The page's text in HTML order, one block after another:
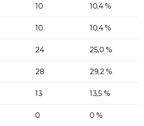
10 10,4 %
10 10,4 %
24 25,0 %
28 29,2 %
13 13,5 %
0 0 %